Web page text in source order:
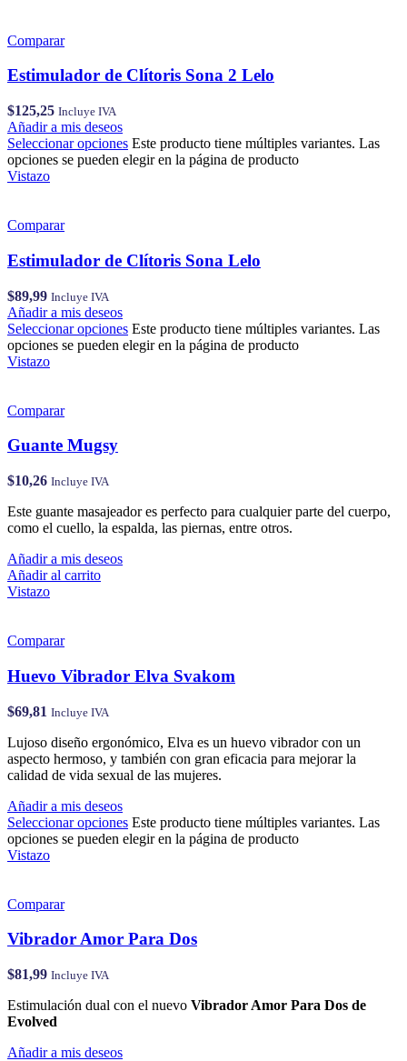
Comparar
Estimulador de Clítoris Sona 2 Lelo
$125,25 Incluye IVA
Añadir a mis deseos
Seleccionar opciones Este producto tiene múltiples variantes. Las
opciones se pueden elegir en la página de producto
Vistazo
Comparar
Estimulador de Clítoris Sona Lelo
$89,99 Incluye IVA
Añadir a mis deseos
Seleccionar opciones Este producto tiene múltiples variantes. Las
opciones se pueden elegir en la página de producto
Vistazo
Comparar
Guante Mugsy
$10,26 Incluye IVA
Este guante masajeador es perfecto para cualquier parte del cuerpo,
como el cuello, la espalda, las piernas, entre otros.
Añadir a mis deseos
Añadir al carrito
Vistazo
Comparar
Huevo Vibrador Elva Svakom
$69,81 Incluye IVA
Lujoso diseño ergonómico, Elva es un huevo vibrador con un
aspecto hermoso, y también con gran eficacia para mejorar la
calidad de vida sexual de las mujeres.
Añadir a mis deseos
Seleccionar opciones Este producto tiene múltiples variantes. Las
opciones se pueden elegir en la página de producto
Vistazo
Comparar
Vibrador Amor Para Dos
$81,99 Incluye IVA
Estimulación dual con el nuevo Vibrador Amor Para Dos de
Evolved
Añadir a mis deseos